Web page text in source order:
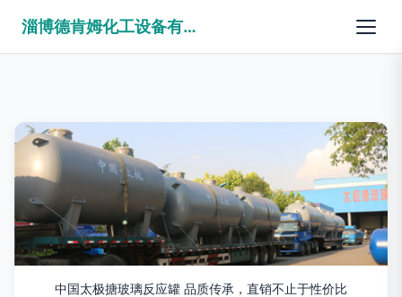
淄博德肯姆化工设备有限公司
中国太极搪玻璃反应罐 品质传承，直销不止于性价比